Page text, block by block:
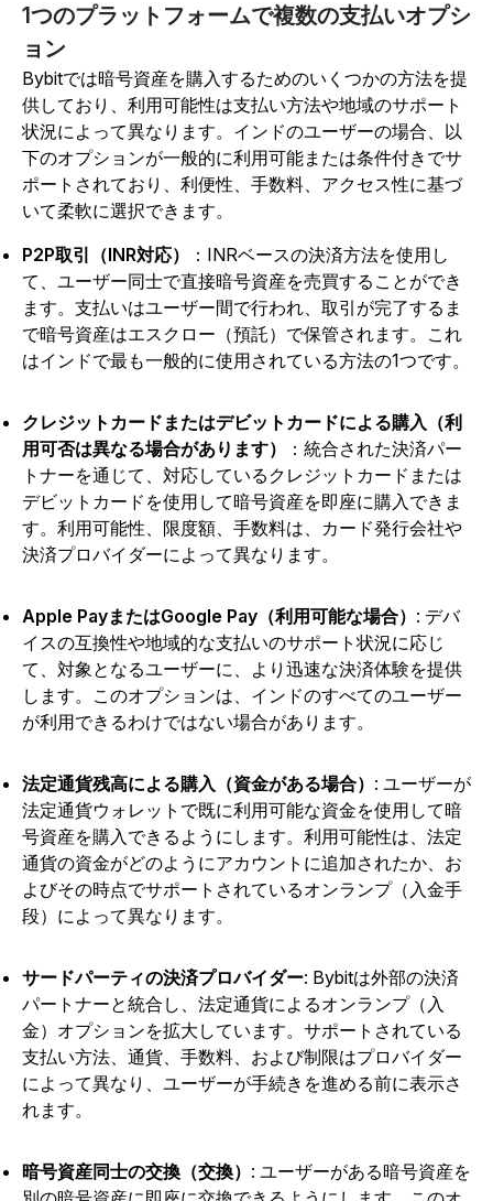
1つのプラットフォームで複数の支払いオプシ
ョン
Bybitでは暗号資産を購入するためのいくつかの方法を提
供しており、利用可能性は支払い方法や地域のサポート
状況によって異なります。インドのユーザーの場合、以
下のオプションが一般的に利用可能または条件付きでサ
ポートされており、利便性、手数料、アクセス性に基づ
いて柔軟に選択できます。
P2P取引（INR対応）
：INRベースの決済方法を使用し
て、ユーザー同士で直接暗号資産を売買することができ
ます。支払いはユーザー間で行われ、取引が完了するま
で暗号資産はエスクロー（預託）で保管されます。これ
はインドで最も一般的に使用されている方法の1つです。
クレジットカードまたはデビットカードによる購入（利
用可否は異なる場合があります）
：統合された決済パー
トナーを通じて、対応しているクレジットカードまたは
デビットカードを使用して暗号資産を即座に購入できま
す。利用可能性、限度額、手数料は、カード発行会社や
決済プロバイダーによって異なります。
Apple PayまたはGoogle Pay（利用可能な場合） : デバ
イスの互換性や地域的な支払いのサポート状況に応じ
て、対象となるユーザーに、より迅速な決済体験を提供
します。このオプションは、インドのすべてのユーザー
が利用できるわけではない場合があります。
法定通貨残高による購入（資金がある場合） : ユーザーが
法定通貨ウォレットで既に利用可能な資金を使用して暗
号資産を購入できるようにします。利用可能性は、法定
通貨の資金がどのようにアカウントに追加されたか、お
よびその時点でサポートされているオンランプ（入金手
段）によって異なります。
サードパーティの決済プロバイダー: Bybitは外部の決済
パートナーと統合し、法定通貨によるオンランプ（入
金）オプションを拡大しています。サポートされている
支払い方法、通貨、手数料、および制限はプロバイダー
によって異なり、ユーザーが手続きを進める前に表示さ
れます。
暗号資産同士の交換（交換） : ユーザーがある暗号資産を